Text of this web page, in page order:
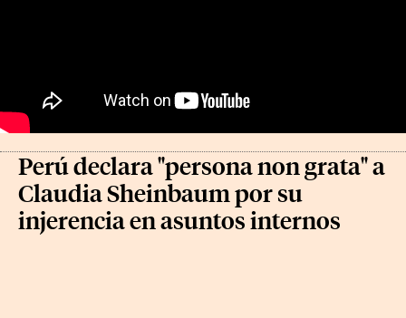
Perú declara "persona non grata" a
Claudia Sheinbaum por su
injerencia en asuntos internos